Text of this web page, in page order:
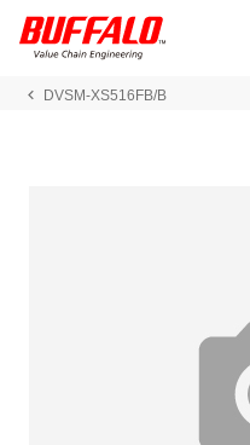
DVSM-XS516FB/B